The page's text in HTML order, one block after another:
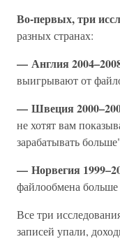
Во-первых, три
разных странах:
— Англия
выигрывают от
— Швеция
не хотят вам
зарабатывать
— Норвегия
файлообмена
Все три
записей упали,